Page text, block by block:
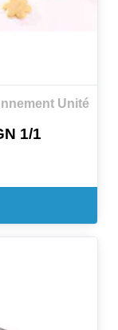
Unité
1/1